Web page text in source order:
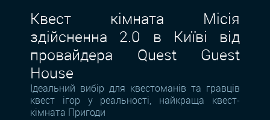
Квест кімната Місія
здійсненна 2.0 в Київі від
провайдера Quest Guest
House
Ідеальний вибір для квестоманів та гравців
квест ігор у реальності, найкраща квест-
кімната Пригоди